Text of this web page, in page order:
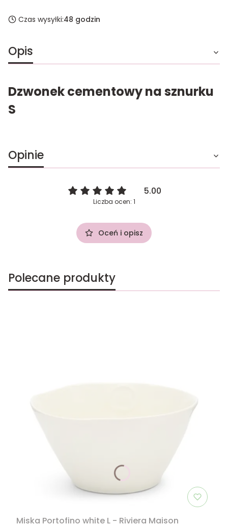
Czas wysyłki:48 godzin
Opis
Dzwonek cementowy na sznurku
S
Opinie
5.00
Liczba ocen: 1
Oceń i opisz
Polecane produkty
Miska Portofino white L - Riviera Maison